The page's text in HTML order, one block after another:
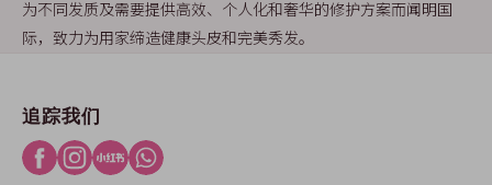
为不同发质及需要提供高效、个人化和奢华的修护方案而闻明国
际，致力为用家缔造健康头皮和完美秀发。
追踪我们